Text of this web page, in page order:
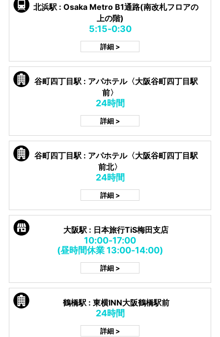
北浜駅 : Osaka Metro B1通路(南改札フロアの
上の階)
5:15-0:30
詳細 >
谷町四丁目駅 : アパホテル〈大阪谷町四丁目駅
前〉
24時間
詳細 >
谷町四丁目駅 : アパホテル〈大阪谷町四丁目駅
前北〉
24時間
詳細 >
大阪駅 : 日本旅行TiS梅田支店
10:00-17:00
(昼時間休業 13:00-14:00)
詳細 >
鶴橋駅 : 東横INN大阪鶴橋駅前
24時間
詳細 >